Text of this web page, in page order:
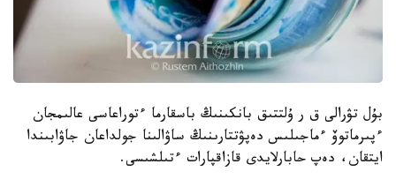
بۇل تۋرالى ق ر ۇلتتىق بانكىنىڭ باسقارما ءتوراعاسى عالىمجان
ءپىرماتوۆ ءماجىلىس دەپۋتتارىنىڭ ساۋالىنا جولداعان جاۋابىندا
ايتقان، دەپ حابارلايدى قازاقپارات ءتىلشىسى.